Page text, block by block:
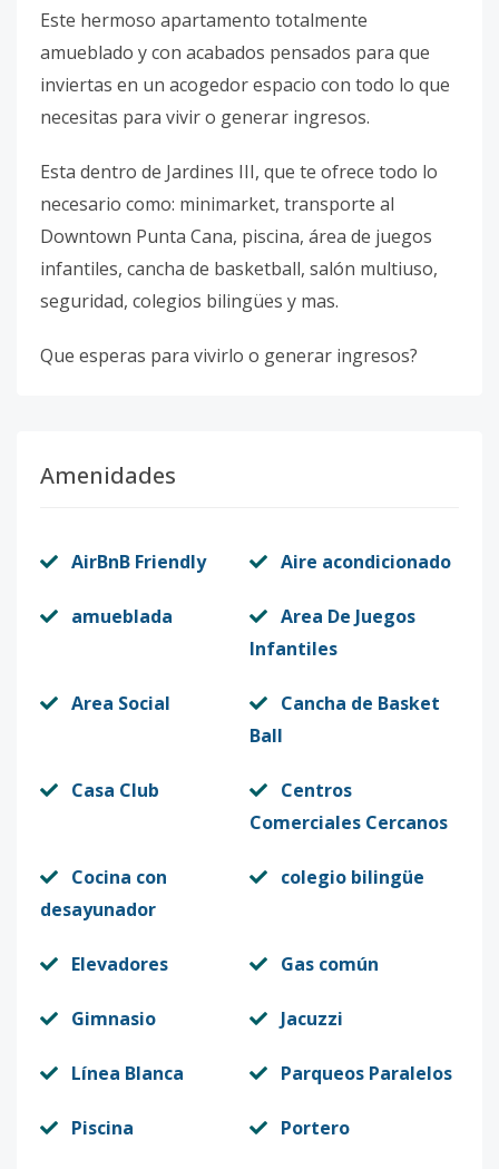
Este hermoso apartamento totalmente
amueblado y con acabados pensados para que
inviertas en un acogedor espacio con todo lo que
necesitas para vivir o generar ingresos.
Esta dentro de Jardines III, que te ofrece todo lo
necesario como: minimarket, transporte al
Downtown Punta Cana, piscina, área de juegos
infantiles, cancha de basketball, salón multiuso,
seguridad, colegios bilingües y mas.
Que esperas para vivirlo o generar ingresos?
Amenidades
AirBnB Friendly Aire acondicionado
amueblada
Area De Juegos
Infantiles
Area Social
Cancha de Basket
Ball
Casa Club
Centros
Comerciales Cercanos
Cocina con
desayunador
colegio bilingüe
Elevadores Gas común
Gimnasio Jacuzzi
Línea Blanca Parqueos Paralelos
Piscina Portero